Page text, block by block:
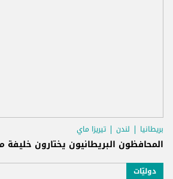
بريطانيا لندن تيريزا ماي
المحافظون البريطانيون يختارون خليفة
دوليّات